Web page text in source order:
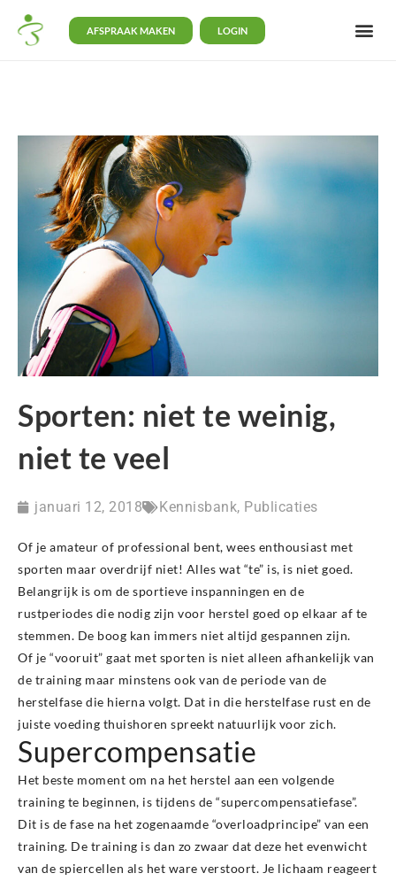
AFSPRAAK MAKEN LOGIN
Sporten: niet te weinig,
niet te veel
januari 12, 2018 Kennisbank, Publicaties
Of je amateur of professional bent, wees enthousiast met
sporten maar overdrijf niet! Alles wat “te” is, is niet goed.
Belangrijk is om de sportieve inspanningen en de
rustperiodes die nodig zijn voor herstel goed op elkaar af te
stemmen. De boog kan immers niet altijd gespannen zijn.
Of je “vooruit” gaat met sporten is niet alleen afhankelijk van
de training maar minstens ook van de periode van de
herstelfase die hierna volgt. Dat in die herstelfase rust en de
juiste voeding thuishoren spreekt natuurlijk voor zich.
Supercompensatie
Het beste moment om na het herstel aan een volgende
training te beginnen, is tijdens de “supercompensatiefase”.
Dit is de fase na het zogenaamde “overloadprincipe” van een
training. De training is dan zo zwaar dat deze het evenwicht
van de spiercellen als het ware verstoort. Je lichaam reageert